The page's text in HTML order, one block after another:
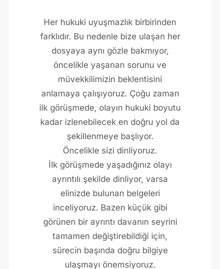
Her hukuki uyuşmazlık birbirinden
farklıdır. Bu nedenle bize ulaşan her
dosyaya aynı gözle bakmıyor,
öncelikle yaşanan sorunu ve
müvekkilimizin beklentisini
anlamaya çalışıyoruz. Çoğu zaman
ilk görüşmede, olayın hukuki boyutu
kadar izlenebilecek en doğru yol da
şekillenmeye başlıyor.
Öncelikle sizi dinliyoruz.
İlk görüşmede yaşadığınız olayı
ayrıntılı şekilde dinliyor, varsa
elinizde bulunan belgeleri
inceliyoruz. Bazen küçük gibi
görünen bir ayrıntı davanın seyrini
tamamen değiştirebildiği için,
sürecin başında doğru bilgiye
ulaşmayı önemsiyoruz.